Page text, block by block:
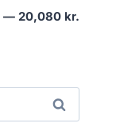
Min
Max
— 20,080 kr.
Search